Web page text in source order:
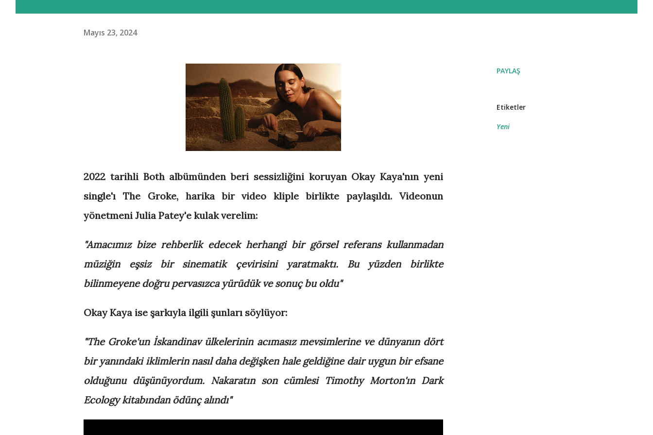
Mayıs 23, 2024
2022 tarihli Both albümünden beri sessizliğini koruyan Okay Kaya'nın yeni
single'ı The Groke, harika bir video kliple birlikte paylaşıldı. Videonun
yönetmeni Julia Patey'e kulak verelim:
"Amacımız bize rehberlik edecek herhangi bir görsel referans kullanmadan
müziğin eşsiz bir sinematik çevirisini yaratmaktı. Bu yüzden birlikte
bilinmeyene doğru pervasızca yürüdük ve sonuç bu oldu"
Okay Kaya ise şarkıyla ilgili şunları söylüyor:
"The Groke'un İskandinav ülkelerinin acımasız mevsimlerine ve dünyanın dört
bir yanındaki iklimlerin nasıl daha değişken hale geldiğine dair uygun bir efsane
olduğunu düşünüyordum. Nakaratın son cümlesi Timothy Morton'ın Dark
Ecology kitabından ödünç alındı"
PAYLAŞ
Etiketler
Yeni